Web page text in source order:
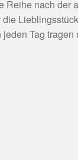
Reihe nach der
Tag tragen